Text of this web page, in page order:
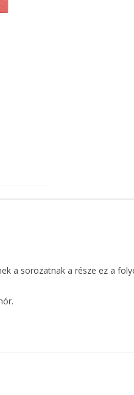
a sorozatnak a része ez a
is. Csak így lehetünk